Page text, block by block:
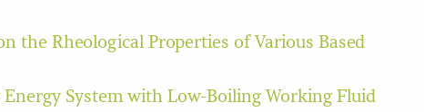
the Rheological Properties of Various Based
Energy System with Low-Boiling Working Fluid